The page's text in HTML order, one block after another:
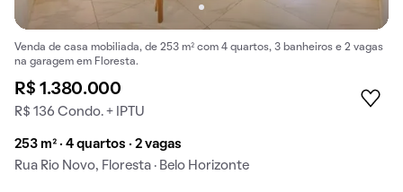
Venda de casa mobiliada, de 253 m² com 4 quartos, 3 banheiros e 2 vagas
na garagem em Floresta.
R$ 1.380.000
R$ 136 Condo. + IPTU
253 m² · 4 quartos · 2 vagas
Rua Rio Novo, Floresta · Belo Horizonte